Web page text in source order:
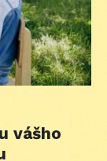
vášho